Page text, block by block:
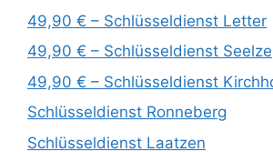
49,90 € – Schlüsseldienst Letter
49,90 € – Schlüsseldienst Seelze
49,90 € – Schlüsseldienst
Schlüsseldienst Ronneberg
Schlüsseldienst Laatzen